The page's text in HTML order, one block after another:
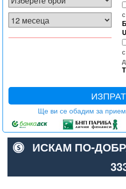
Ще ви се обадим за
ИСКАМ ПО-